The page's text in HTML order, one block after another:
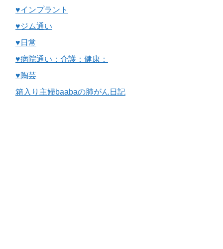
♥インプラント
♥ジム通い
♥日常
♥病院通い：介護：健康：
♥陶芸
箱入り主婦baabaの肺がん日記